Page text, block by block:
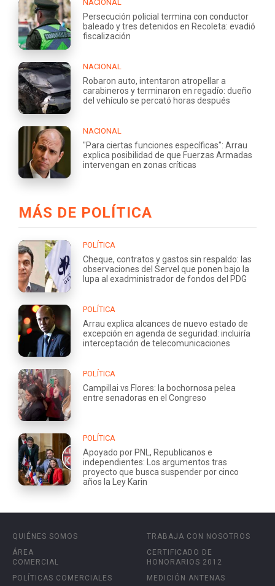
NACIONAL
Persecución policial termina con conductor
baleado y tres detenidos en Recoleta: evadió
fiscalización
NACIONAL
Robaron auto, intentaron atropellar a
carabineros y terminaron en regadío: dueño
del vehículo se percató horas después
NACIONAL
"Para ciertas funciones específicas": Arrau
explica posibilidad de que Fuerzas Armadas
intervengan en zonas críticas
MÁS DE POLÍTICA
POLÍTICA
Cheque, contratos y gastos sin respaldo: las
observaciones del Servel que ponen bajo la
lupa al exadministrador de fondos del PDG
POLÍTICA
Arrau explica alcances de nuevo estado de
excepción en agenda de seguridad: incluiría
interceptación de telecomunicaciones
POLÍTICA
Campillai vs Flores: la bochornosa pelea
entre senadoras en el Congreso
POLÍTICA
Apoyado por PNL, Republicanos e
independientes: Los argumentos tras
proyecto que busca suspender por cinco
años la Ley Karin
QUIÉNES SOMOS
ÁREA
COMERCIAL
POLÍTICAS COMERCIALES
TRABAJA CON NOSOTROS
CERTIFICADO DE
HONORARIOS 2012
MEDICIÓN ANTENAS